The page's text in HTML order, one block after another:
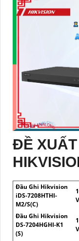
ĐỀ
Đầu Ghi Hikvision
iDS-7208HTHI-
M2/S(C)
Đầu Ghi Hikvision
DS-7204HGHI-K1
(S)